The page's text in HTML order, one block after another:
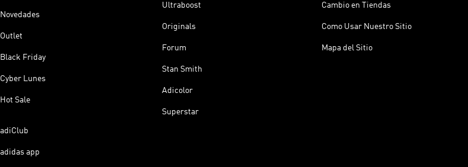
Novedades
Outlet
Black Friday
Cyber Lunes
Hot Sale
adiClub
adidas app
Ultraboost
Originals
Forum
Stan Smith
Adicolor
Superstar
Cambio en Tiendas
Como Usar Nuestro Sitio
Mapa del Sitio